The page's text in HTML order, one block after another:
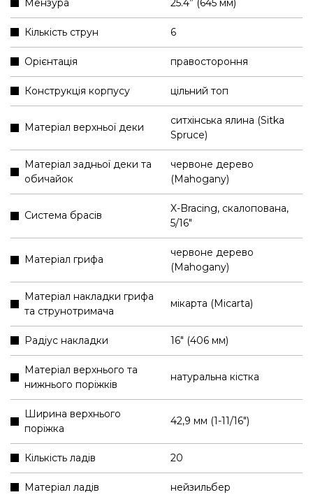
Мензура 25.4” (645 мм)
Кількість струн 6
Орієнтація правостороння
Конструкція корпусу цільний топ
Матеріал верхньої деки
ситхінська ялина (Sitka
Spruce)
Матеріал задньої деки та
обичайок
червоне дерево
(Mahogany)
Система брасів
X-Bracing, скалопована,
5/16"
Матеріал грифа
червоне дерево
(Mahogany)
Матеріал накладки грифа
та струнотримача
мікарта (Micarta)
Радіус накладки 16" (406 мм)
Матеріал верхнього та
нижнього поріжків
натуральна кістка
Ширина верхнього
поріжка
42,9 мм (1-11/16″)
Кількість ладів 20
Матеріал ладів нейзильбер